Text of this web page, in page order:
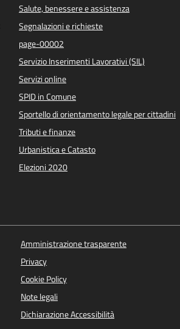
Salute, benessere e assistenza
Segnalazioni e richieste
page-00002
Servizio Inserimenti Lavorativi (SIL)
Servizi online
SPID in Comune
Sportello di orientamento legale per cittadini
Tributi e finanze
Urbanistica e Catasto
Elezioni 2020
Amministrazione trasparente
Privacy
Cookie Policy
Note legali
Dichiarazione Accessibilità